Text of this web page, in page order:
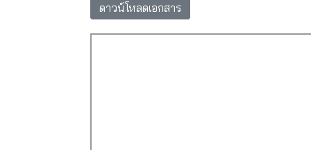
ดาวน์โหลดเอกสาร